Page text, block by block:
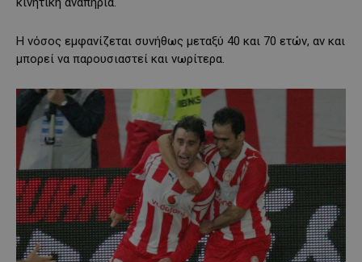
Η νόσος εμφανίζεται συνήθως μεταξύ 40 και 70 ετών, αν και
μπορεί να παρουσιαστεί και νωρίτερα.